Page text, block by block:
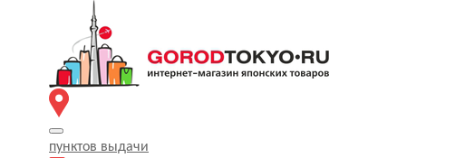
пунктов выдачи